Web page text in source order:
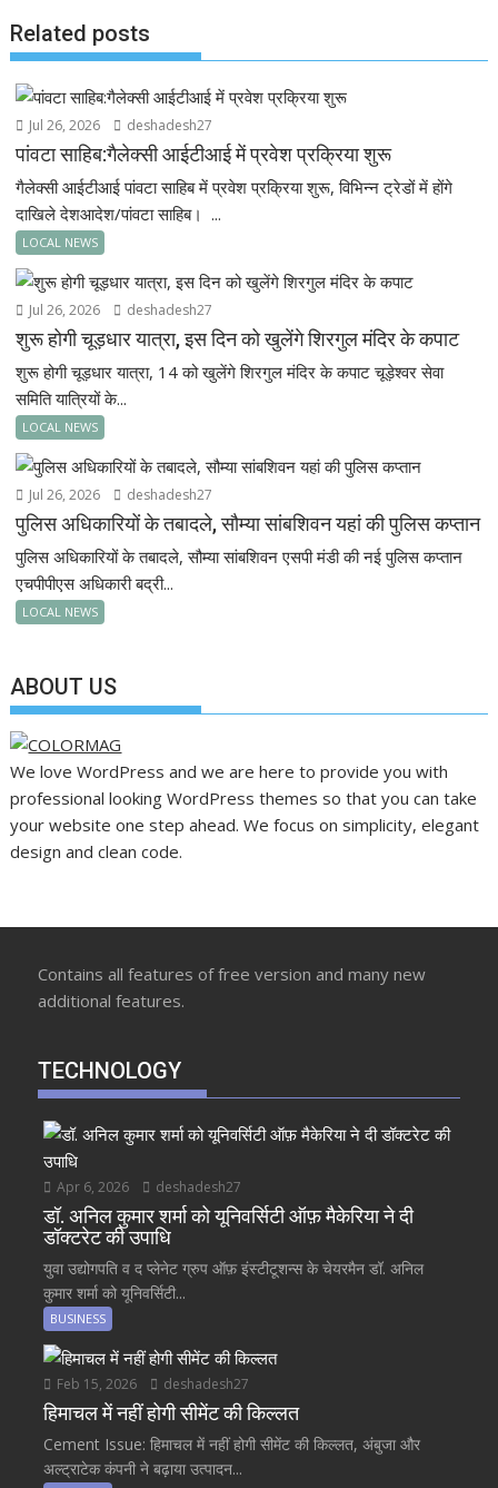
Related posts
Jul 26, 2026 deshadesh27
पांवटा साहिब:गैलेक्सी आईटीआई में प्रवेश प्रक्रिया शुरू
गैलेक्सी आईटीआई पांवटा साहिब में प्रवेश प्रक्रिया शुरू, विभिन्न ट्रेडों में होंगे
दाखिले देशआदेश/पांवटा साहिब। ...
LOCAL NEWS
Jul 26, 2026 deshadesh27
शुरू होगी चूड़धार यात्रा, इस दिन को खुलेंगे शिरगुल मंदिर के कपाट
शुरू होगी चूड़धार यात्रा, 14 को खुलेंगे शिरगुल मंदिर के कपाट चूड़ेश्वर सेवा
समिति यात्रियों के...
LOCAL NEWS
Jul 26, 2026 deshadesh27
पुलिस अधिकारियों के तबादले, सौम्या सांबशिवन यहां की पुलिस कप्तान
पुलिस अधिकारियों के तबादले, सौम्या सांबशिवन एसपी मंडी की नई पुलिस कप्तान
एचपीपीएस अधिकारी बद्री...
LOCAL NEWS
ABOUT US
We love WordPress and we are here to provide you with
professional looking WordPress themes so that you can take
your website one step ahead. We focus on simplicity, elegant
design and clean code.
Contains all features of free version and many new
additional features.
TECHNOLOGY
Apr 6, 2026 deshadesh27
डॉ. अनिल कुमार शर्मा को यूनिवर्सिटी ऑफ़ मैकेरिया ने दी
डॉक्टरेट की उपाधि
युवा उद्योगपति व द प्लेनेट ग्रुप ऑफ़ इंस्टीटूशन्स के चेयरमैन डॉ. अनिल
कुमार शर्मा को यूनिवर्सिटी...
BUSINESS
Feb 15, 2026 deshadesh27
हिमाचल में नहीं होगी सीमेंट की किल्लत
Cement Issue: हिमाचल में नहीं होगी सीमेंट की किल्लत, अंबुजा और
अल्ट्राटेक कंपनी ने बढ़ाया उत्पादन...